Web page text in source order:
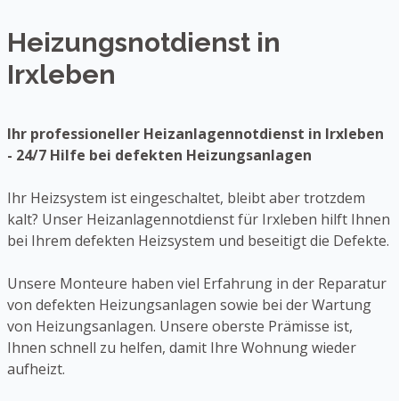
Heizungsnotdienst in
Irxleben
Ihr professioneller Heizanlagennotdienst in Irxleben
- 24/7 Hilfe bei defekten Heizungsanlagen
Ihr Heizsystem ist eingeschaltet, bleibt aber trotzdem
kalt? Unser Heizanlagennotdienst für Irxleben hilft Ihnen
bei Ihrem defekten Heizsystem und beseitigt die Defekte.
Unsere Monteure haben viel Erfahrung in der Reparatur
von defekten Heizungsanlagen sowie bei der Wartung
von Heizungsanlagen. Unsere oberste Prämisse ist,
Ihnen schnell zu helfen, damit Ihre Wohnung wieder
aufheizt.